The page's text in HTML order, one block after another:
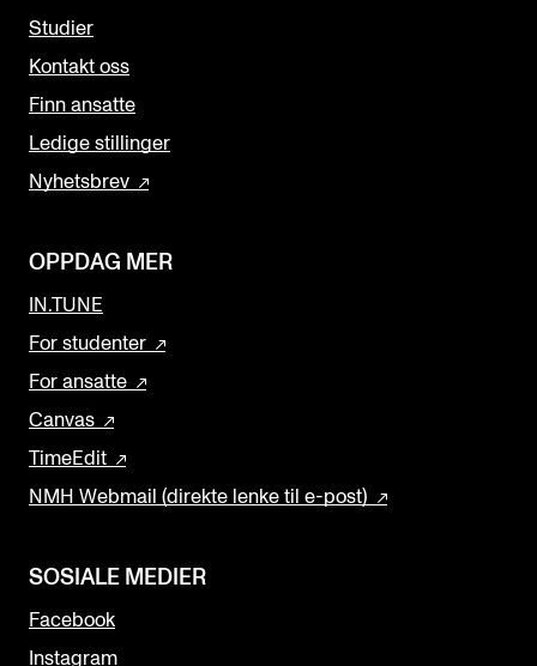
Studier
Kontakt oss
Finn ansatte
Ledige stillinger
Nyhetsbrev
OPPDAG MER
IN.TUNE
For studenter
For ansatte
Canvas
TimeEdit
NMH Webmail (direkte lenke til e-post)
SOSIALE MEDIER
Facebook
Instagram